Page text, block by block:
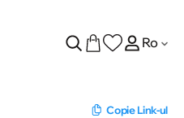
Ro
Copie Link-ul